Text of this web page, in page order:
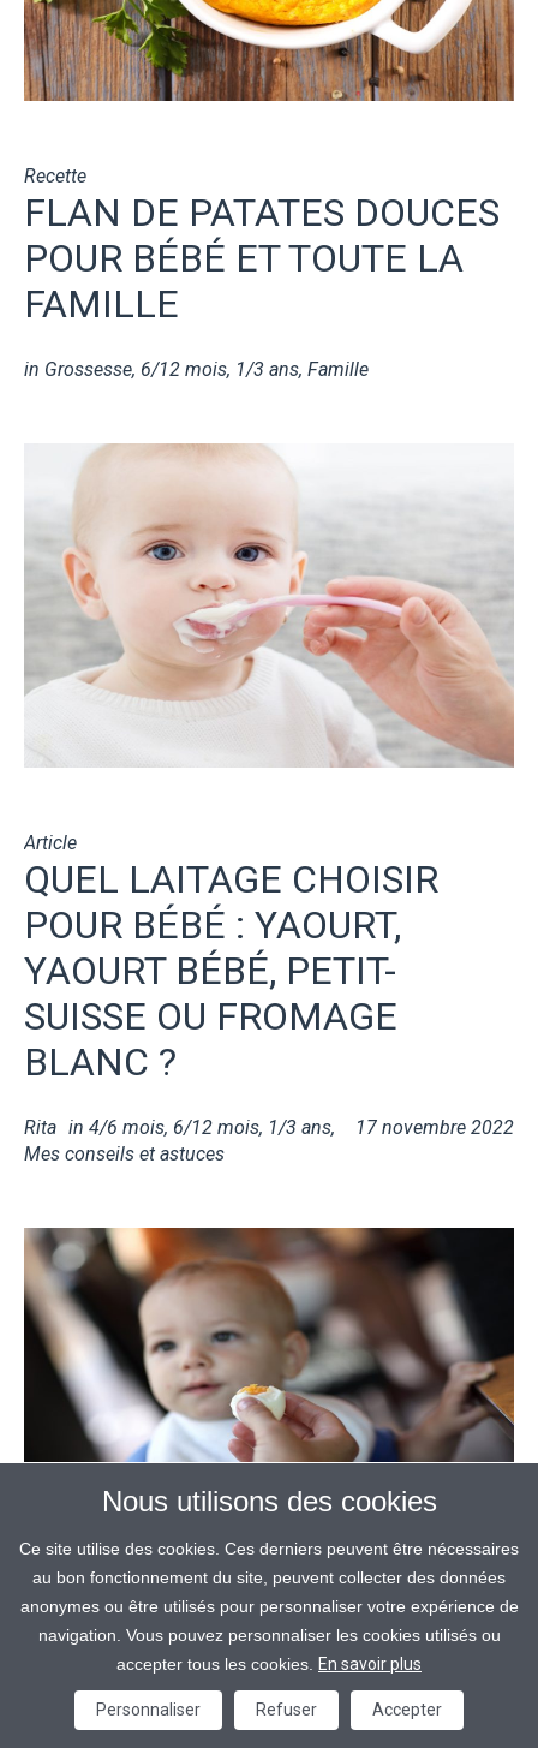
Recette
FLAN DE PATATES DOUCES
POUR BÉBÉ ET TOUTE LA
FAMILLE
in Grossesse, 6/12 mois, 1/3 ans, Famille
Article
QUEL LAITAGE CHOISIR
POUR BÉBÉ : YAOURT,
YAOURT BÉBÉ, PETIT-
SUISSE OU FROMAGE
BLANC ?
17 novembre 2022
Rita in 4/6 mois, 6/12 mois, 1/3 ans,
Mes conseils et astuces
Article
QUAND ET COMMENT
L’INTRODUIRE L’ŒUF DANS
Nous utilisons des cookies
Ce site utilise des cookies. Ces derniers peuvent être nécessaires
au bon fonctionnement du site, peuvent collecter des données
anonymes ou être utilisés pour personnaliser votre expérience de
navigation. Vous pouvez personnaliser les cookies utilisés ou
accepter tous les cookies.
En savoir plus
Personnaliser Refuser Accepter